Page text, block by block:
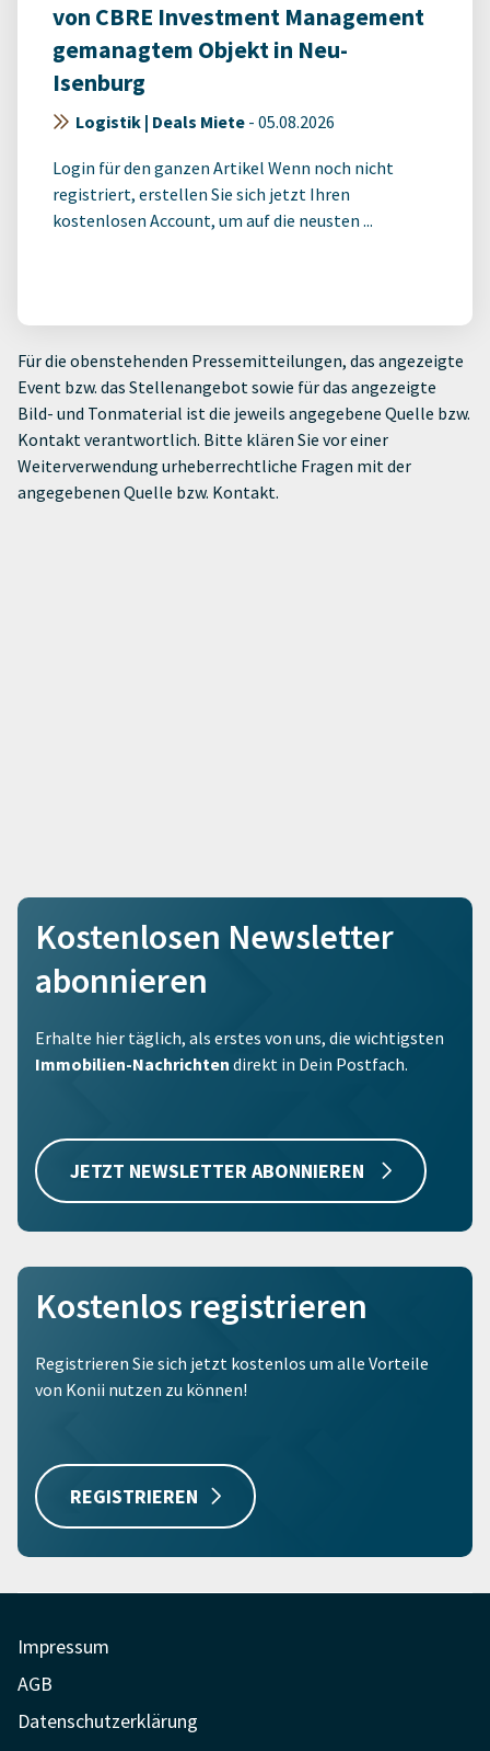
von CBRE Investment Management
gemanagtem Objekt in Neu-
Isenburg
Logistik | Deals Miete - 05.08.2026
Login für den ganzen Artikel Wenn noch nicht
registriert, erstellen Sie sich jetzt Ihren
kostenlosen Account, um auf die neusten ...
Für die obenstehenden Pressemitteilungen, das angezeigte
Event bzw. das Stellenangebot sowie für das angezeigte
Bild- und Tonmaterial ist die jeweils angegebene Quelle bzw.
Kontakt verantwortlich. Bitte klären Sie vor einer
Weiterverwendung urheberrechtliche Fragen mit der
angegebenen Quelle bzw. Kontakt.
Kostenlosen Newsletter
abonnieren
Erhalte hier täglich, als erstes von uns, die wichtigsten
Immobilien-Nachrichten direkt in Dein Postfach.
JETZT NEWSLETTER ABONNIEREN
Kostenlos registrieren
Registrieren Sie sich jetzt kostenlos um alle Vorteile
von Konii nutzen zu können!
REGISTRIEREN
Impressum
AGB
Datenschutzerklärung